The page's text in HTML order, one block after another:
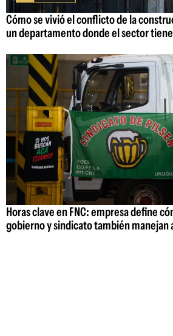
Cómo se vivió el conflicto de la
un departamento donde el sector
Horas clave en FNC: empresa define
gobierno y sindicato también manejan